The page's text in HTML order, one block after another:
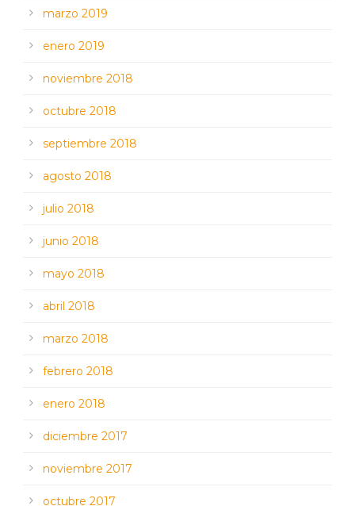
marzo 2019
enero 2019
noviembre 2018
octubre 2018
septiembre 2018
agosto 2018
julio 2018
junio 2018
mayo 2018
abril 2018
marzo 2018
febrero 2018
enero 2018
diciembre 2017
noviembre 2017
octubre 2017